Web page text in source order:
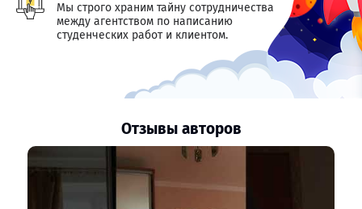
Мы строго храним тайну сотрудничества
между агентством по написанию
студенческих работ и клиентом.
Отзывы авторов